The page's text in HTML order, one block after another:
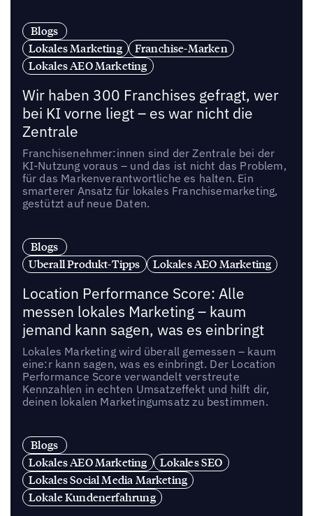
Blogs
Lokales Marketing
Franchise-Marken
Lokales AEO Marketing
Wir haben 300 Franchises gefragt, wer
bei KI vorne liegt – es war nicht die
Zentrale
Franchisenehmer:innen sind der Zentrale bei der
KI-Nutzung voraus – und das ist nicht das Problem,
für das Markenverantwortliche es halten. Ein
smarterer Ansatz für lokales Franchisemarketing,
gestützt auf neue Daten.
Blogs
Uberall Produkt-Tipps
Lokales AEO Marketing
Location Performance Score: Alle
messen lokales Marketing – kaum
jemand kann sagen, was es einbringt
Lokales Marketing wird überall gemessen – kaum
eine:r kann sagen, was es einbringt. Der Location
Performance Score verwandelt verstreute
Kennzahlen in echten Umsatzeffekt und hilft dir,
deinen lokalen Marketingumsatz zu bestimmen.
Blogs
Lokales AEO Marketing
Lokales SEO
Lokales Social Media Marketing
Lokale Kundenerfahrung